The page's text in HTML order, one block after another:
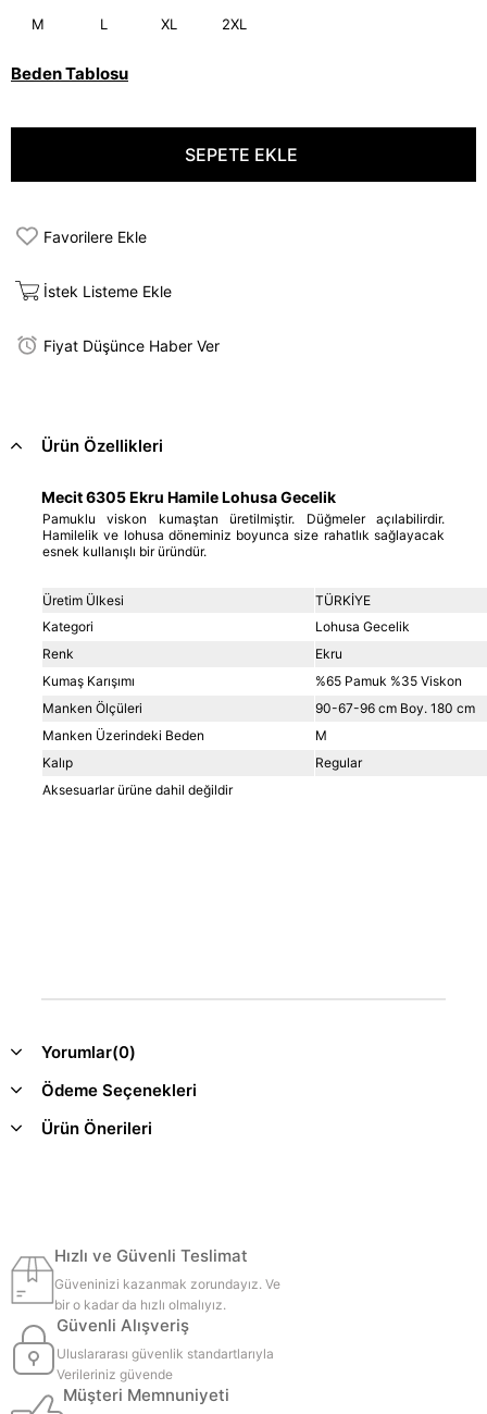
M L XL 2XL
Beden Tablosu
Favorilere Ekle
İstek Listeme Ekle
Fiyat Düşünce Haber Ver
Ürün Özellikleri
Mecit 6305 Ekru Hamile Lohusa Gecelik
Pamuklu viskon kumaştan üretilmiştir. Düğmeler açılabilirdir.
Hamilelik ve lohusa döneminiz boyunca size rahatlık sağlayacak
esnek kullanışlı bir üründür.
Üretim Ülkesi
TÜRKİYE
Kategori
Lohusa Gecelik
Renk
Ekru
Kumaş Karışımı
%65 Pamuk %35 Viskon
Manken Ölçüleri
90-67-96 cm Boy. 180 cm
Manken Üzerindeki Beden
M
Kalıp
Regular
Aksesuarlar ürüne dahil değildir
Yorumlar(0)
Ödeme Seçenekleri
Ürün Önerileri
Hızlı ve Güvenli Teslimat
Güveninizi kazanmak zorundayız. Ve
bir o kadar da hızlı olmalıyız.
Güvenli Alışveriş
Uluslararası güvenlik standartlarıyla
Verileriniz güvende
Müşteri Memnuniyeti